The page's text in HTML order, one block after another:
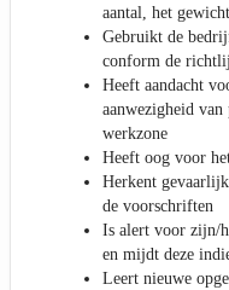
aantal, het
Gebruikt de
conform de
Heeft aandacht
aanwezigheid van
werkzone
Heeft oog voor
Herkent
de voorschriften
Is alert voor zijn/
en mijdt deze
Leert nieuwe